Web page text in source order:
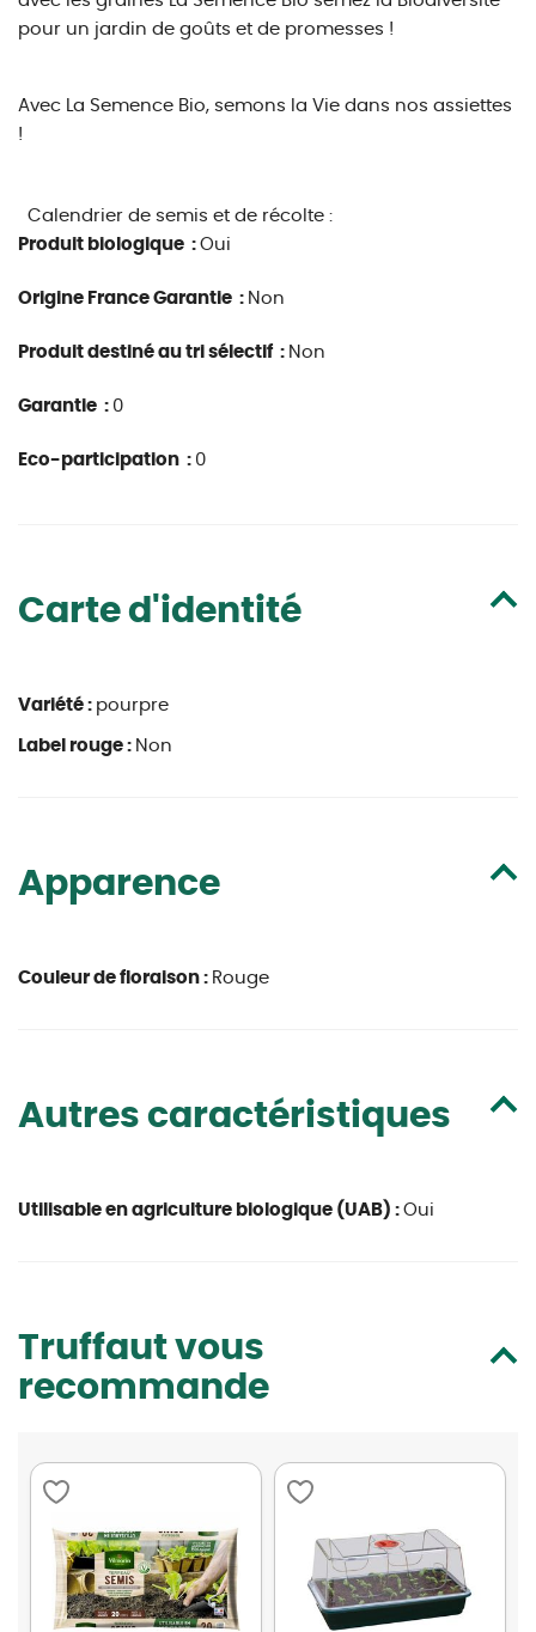
pour un jardin de goûts et de promesses !
Avec La Semence Bio, semons la Vie dans nos assiettes
!
Calendrier de semis et de récolte :
Produit biologique : Oui
Origine France Garantie : Non
Produit destiné au tri sélectif : Non
Garantie : 0
Eco-participation : 0
Carte d'identité
Variété : pourpre
Label rouge : Non
Apparence
Couleur de floraison : Rouge
Autres caractéristiques
Utilisable en agriculture biologique (UAB) : Oui
Truffaut vous
recommande